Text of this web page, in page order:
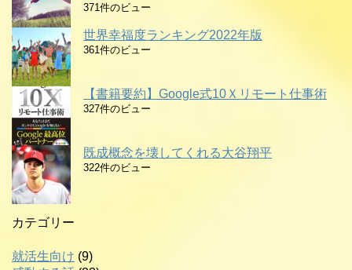
371件のビュー
世界幸福度ランキング2022年版
361件のビュー
【書籍要約】Google式10Ｘリモート仕事術
327件のビュー
既成概念を壊してくれる大谷翔平
322件のビュー
カテゴリー
就活生向け (9)